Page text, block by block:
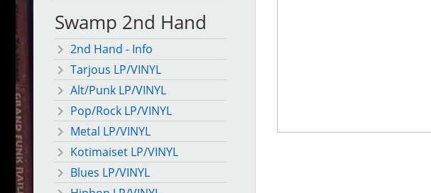
Swamp 2nd Hand
2nd Hand - Info
Tarjous LP/VINYL
Alt/Punk LP/VINYL
Pop/Rock LP/VINYL
Metal LP/VINYL
Kotimaiset LP/VINYL
Blues LP/VINYL